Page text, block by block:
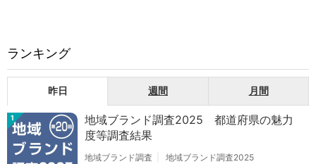
ランキング
昨日 週間 月間
1
地域ブランド調査2025 都道府県の魅力
度等調査結果
地域ブランド調査 地域ブランド調査2025